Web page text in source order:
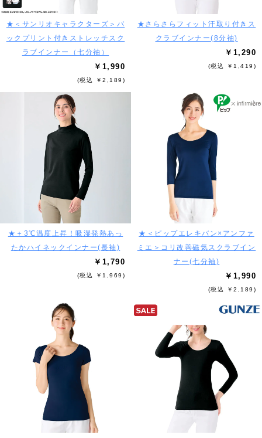
★＜サンリオキャラクターズ＞バ
ックプリント付きストレッチスク
ラブインナー（七分袖）
￥1,990
(税込 ￥2,189)
★さらさらフィット汗取り付きス
クラブインナー(8分袖)
￥1,290
(税込 ￥1,419)
★＋3℃温度上昇！吸湿発熱あっ
たかハイネックインナー(長袖)
￥1,790
(税込 ￥1,969)
★＜ピップエレキバン×アンファ
ミエ＞コリ改善磁気スクラブイン
ナー(七分袖)
￥1,990
(税込 ￥2,189)